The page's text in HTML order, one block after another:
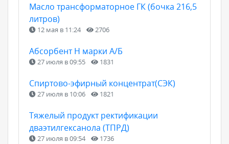
Масло трансформаторное ГК (бочка 216,5
литров)
12 мая в 11:24 2706
Абсорбент Н марки А/Б
27 июля в 09:55 1831
Спиртово-эфирный концентрат(СЭК)
27 июля в 10:06 1821
Тяжелый продукт ректификации
дваэтилгексанола (ТПРД)
27 июля в 09:54 1736